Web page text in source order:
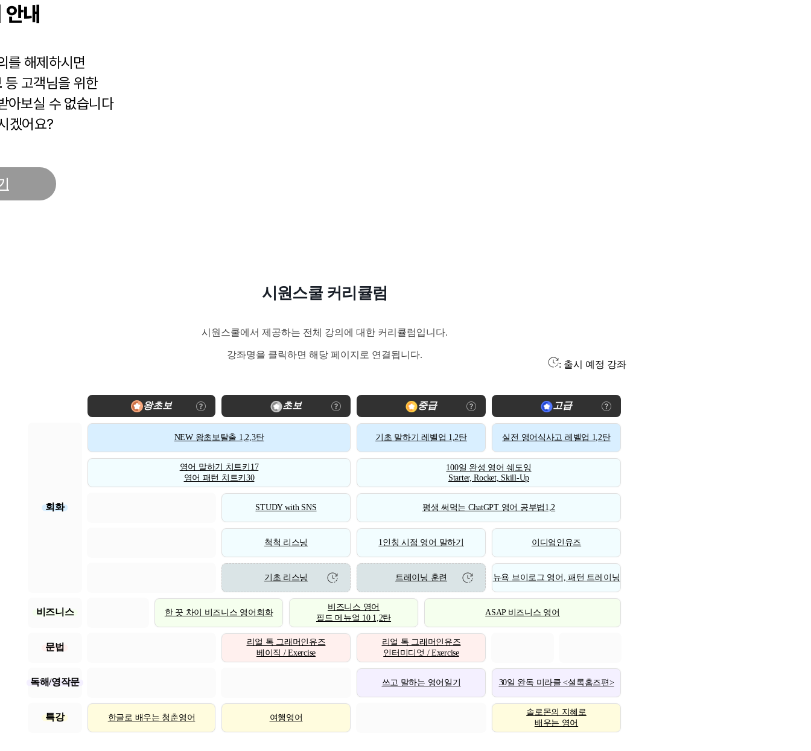
내
를 해제하시면
등 고객님을 위한
아보실 수 없습니다
겠어요?
시원스쿨 커리큘럼
시원스쿨에서 제공하는 전체 강의에 대한 커리큘럼입니다.
강좌명을 클릭하면 해당 페이지로 연결됩니다.
: 출시 예정 강좌
왕초보 초보 중급 고급
회화
NEW 왕초보탈출 1,2,3탄 기초 말하기 레벨업 1,2탄 실전 영어식사고 레벨업 1,2탄
영어 말하기 치트키17
영어 패턴 치트키30
100일 완성 영어 쉐도잉
Starter, Rocket, Skill-Up
STUDY with SNS 평생 써먹는 ChatGPT 영어 공부법1,2
척척 리스닝 1인칭 시점 영어 말하기 이디엄인유즈
기초 리스닝 트레이닝 훈련 뉴욕 브이로그 영어, 패턴 트레이닝
비즈니스 한 끗 차이 비즈니스 영어회화
비즈니스 영어
필드 메뉴얼 10 1,2탄
ASAP 비즈니스 영어
문법
리얼 톡 그래머인유즈
베이직 / Exercise
리얼 톡 그래머인유즈
인터미디엇 / Exercise
독해/영작문 쓰고 말하는 영어일기 30일 완독 미라클 <셜록홈즈편>
특강 한글로 배우는 청춘영어 여행영어
솔로몬의 지혜로
배우는 영어